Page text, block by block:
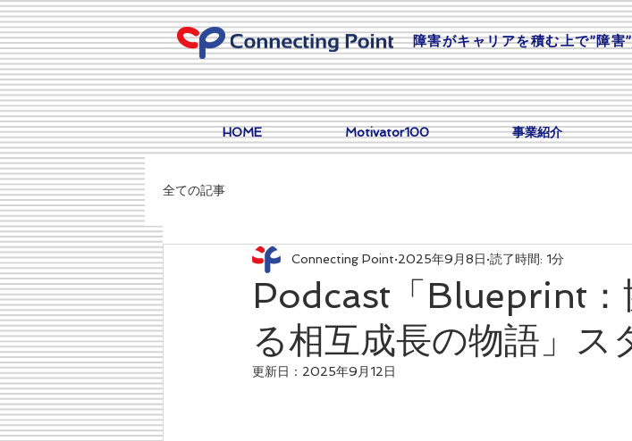
障害がキャリアを積む上で”障害
HOME Motivator100 事業紹介
全ての記事
Podcast「Blueprint：
る相互成長の物語」ス
Connecting Point 2025年9月8日 読了時間: 1分
更新日： 2025年9月12日